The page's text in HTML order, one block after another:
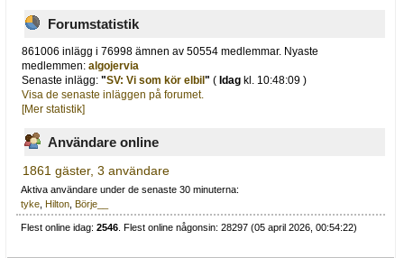
Forumstatistik
861006 inlägg i 76998 ämnen av 50554 medlemmar. Nyaste
medlemmen:algojervia
Senaste inlägg:"SV: Vi som kör elbil" ( Idag kl. 10:48:09 )
Visa de senaste inläggen på forumet.
[Mer statistik]
Användare online
1861 gäster, 3 användare
Aktiva användare under de senaste 30 minuterna:
tyke, Hilton, Börje__
Flest online idag:2546 . Flest online någonsin: 28297 (05 april 2026, 00:54:22)